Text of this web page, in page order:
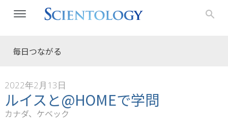
毎日つながる
2022年2月13日
ルイスと@HOMEで学問
カナダ、ケベック